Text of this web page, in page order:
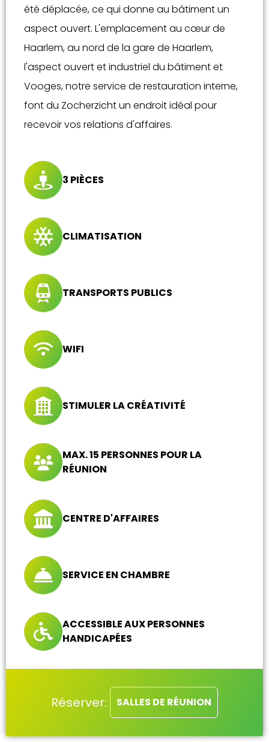
été déplacée, ce qui donne au bâtiment un
aspect ouvert. L'emplacement au cœur de
Haarlem, au nord de la gare de Haarlem,
l'aspect ouvert et industriel du bâtiment et
Vooges, notre service de restauration interne,
font du Zocherzicht un endroit idéal pour
recevoir vos relations d'affaires.
3 PIÈCES
CLIMATISATION
TRANSPORTS PUBLICS
WIFI
STIMULER LA CRÉATIVITÉ
MAX. 15 PERSONNES POUR LA
RÉUNION
CENTRE D'AFFAIRES
SERVICE EN CHAMBRE
ACCESSIBLE AUX PERSONNES
HANDICAPÉES
Réserver: SALLES DE RÉUNION